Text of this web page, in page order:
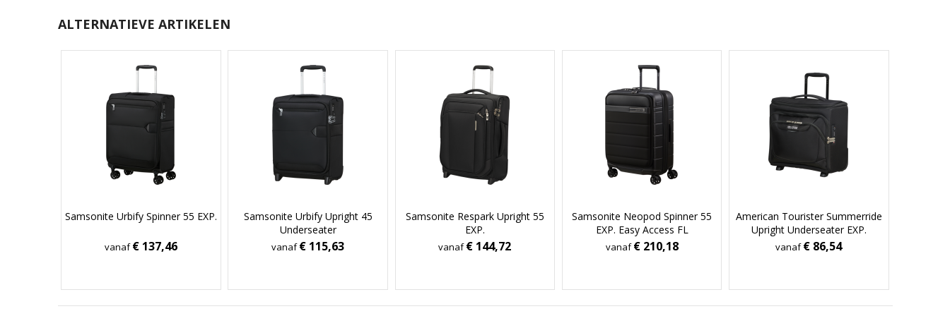
ALTERNATIEVE ARTIKELEN
Samsonite Urbify Spinner 55 EXP.
vanaf€ 137,46
Samsonite Urbify Upright 45
Underseater
vanaf€ 115,63
Samsonite Respark Upright 55
EXP.
vanaf€ 144,72
Samsonite Neopod Spinner 55
EXP. Easy Access FL
vanaf€ 210,18
American Tourister Summerride
Upright Underseater EXP.
vanaf€ 86,54